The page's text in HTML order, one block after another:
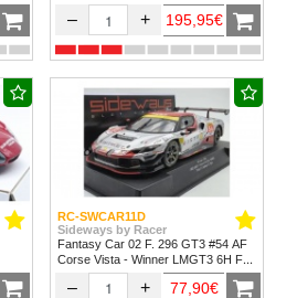
– + 195,95€
RC-SWCAR11D
Sideways by Racer
Fantasy Car 02 F. 296 GT3 #54 AF
Corse Vista - Winner LMGT3 6H Fuji
– + 77,90€